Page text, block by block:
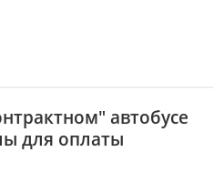
автобусе
для оплаты